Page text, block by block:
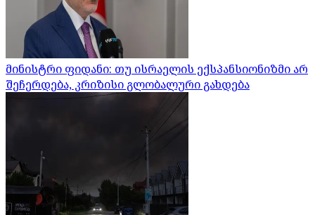
მინისტრი ფიდანი: თუ ისრაელის ექსპანსიონიზმი არ
შეჩერდება, კრიზისი გლობალური გახდება